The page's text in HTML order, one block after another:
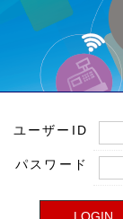
ユーザーID
パスワード